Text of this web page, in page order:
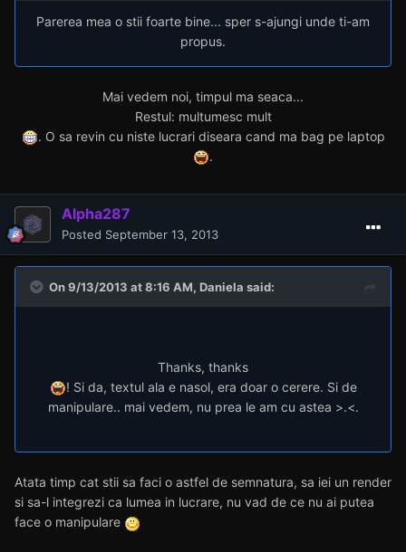
O manipulare vedem si noi?
! Si da, textul ala e nasol, era doar o cerere. Si de
manipulare.. mai vedem, nu prea le am cu astea >.<.
Parerea mea o stii foarte bine... sper s-ajungi unde ti-am
propus.
Mai vedem noi, timpul ma seaca...
Restul: multumesc mult
Alpha287
On 9/13/2013 at 8:16 AM, Daniela said: